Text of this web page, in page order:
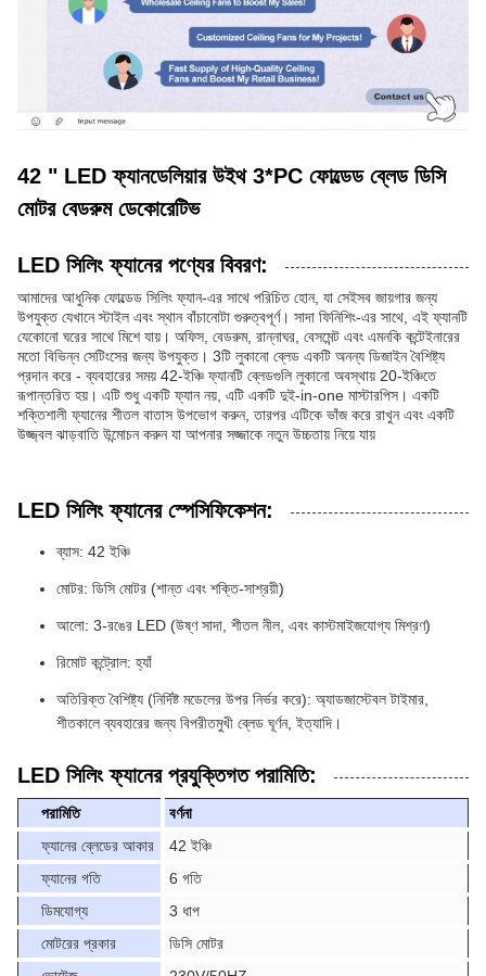
42 " LED ফ্যানডেলিয়ার উইথ 3*PC ফোল্ডেড ব্লেড ডিসি
মোটর বেডরুম ডেকোরেটিভ
LED সিলিং ফ্যানের পণ্যের বিবরণ:
আমাদের আধুনিক ফোল্ডেড সিলিং ফ্যান-এর সাথে পরিচিত হোন, যা সেইসব জায়গার জন্য
উপযুক্ত যেখানে স্টাইল এবং স্থান বাঁচানোটা গুরুত্বপূর্ণ। সাদা ফিনিশিং-এর সাথে, এই ফ্যানটি
যেকোনো ঘরের সাথে মিশে যায়। অফিস, বেডরুম, রান্নাঘর, বেসমেন্ট এবং এমনকি কন্টেইনারের
মতো বিভিন্ন সেটিংসের জন্য উপযুক্ত। 3টি লুকানো ব্লেড একটি অনন্য ডিজাইন বৈশিষ্ট্য
প্রদান করে - ব্যবহারের সময় 42-ইঞ্চি ফ্যানটি ব্লেডগুলি লুকানো অবস্থায় 20-ইঞ্চিতে
রূপান্তরিত হয়। এটি শুধু একটি ফ্যান নয়, এটি একটি দুই-in-one মাস্টারপিস। একটি
শক্তিশালী ফ্যানের শীতল বাতাস উপভোগ করুন, তারপর এটিকে ভাঁজ করে রাখুন এবং একটি
উজ্জ্বল ঝাড়বাতি উন্মোচন করুন যা আপনার সজ্জাকে নতুন উচ্চতায় নিয়ে যায়
LED সিলিং ফ্যানের স্পেসিফিকেশন:
ব্যাস: 42 ইঞ্চি
মোটর: ডিসি মোটর (শান্ত এবং শক্তি-সাশ্রয়ী)
আলো: 3-রঙের LED (উষ্ণ সাদা, শীতল নীল, এবং কাস্টমাইজযোগ্য মিশ্রণ)
রিমোট কন্ট্রোল: হ্যাঁ
অতিরিক্ত বৈশিষ্ট্য (নির্দিষ্ট মডেলের উপর নির্ভর করে): অ্যাডজাস্টেবল টাইমার,
শীতকালে ব্যবহারের জন্য বিপরীতমুখী ব্লেড ঘূর্ণন, ইত্যাদি।
LED সিলিং ফ্যানের প্রযুক্তিগত পরামিতি:
পরামিতি
বর্ণনা
ফ্যানের ব্লেডের আকার
42 ইঞ্চি
ফ্যানের গতি
6 গতি
ডিমযোগ্য
3 ধাপ
মোটরের প্রকার
ডিসি মোটর